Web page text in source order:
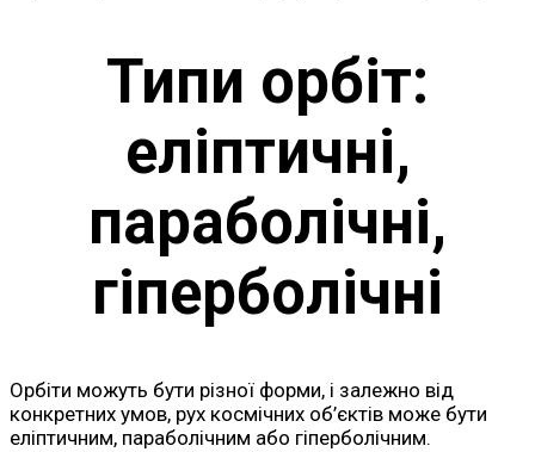
Типи орбіт:
еліптичні,
параболічні,
гіперболічні
Орбіти можуть бути різної форми, і залежно від
конкретних умов, рух космічних об’єктів може бути
еліптичним, параболічним або гіперболічним.